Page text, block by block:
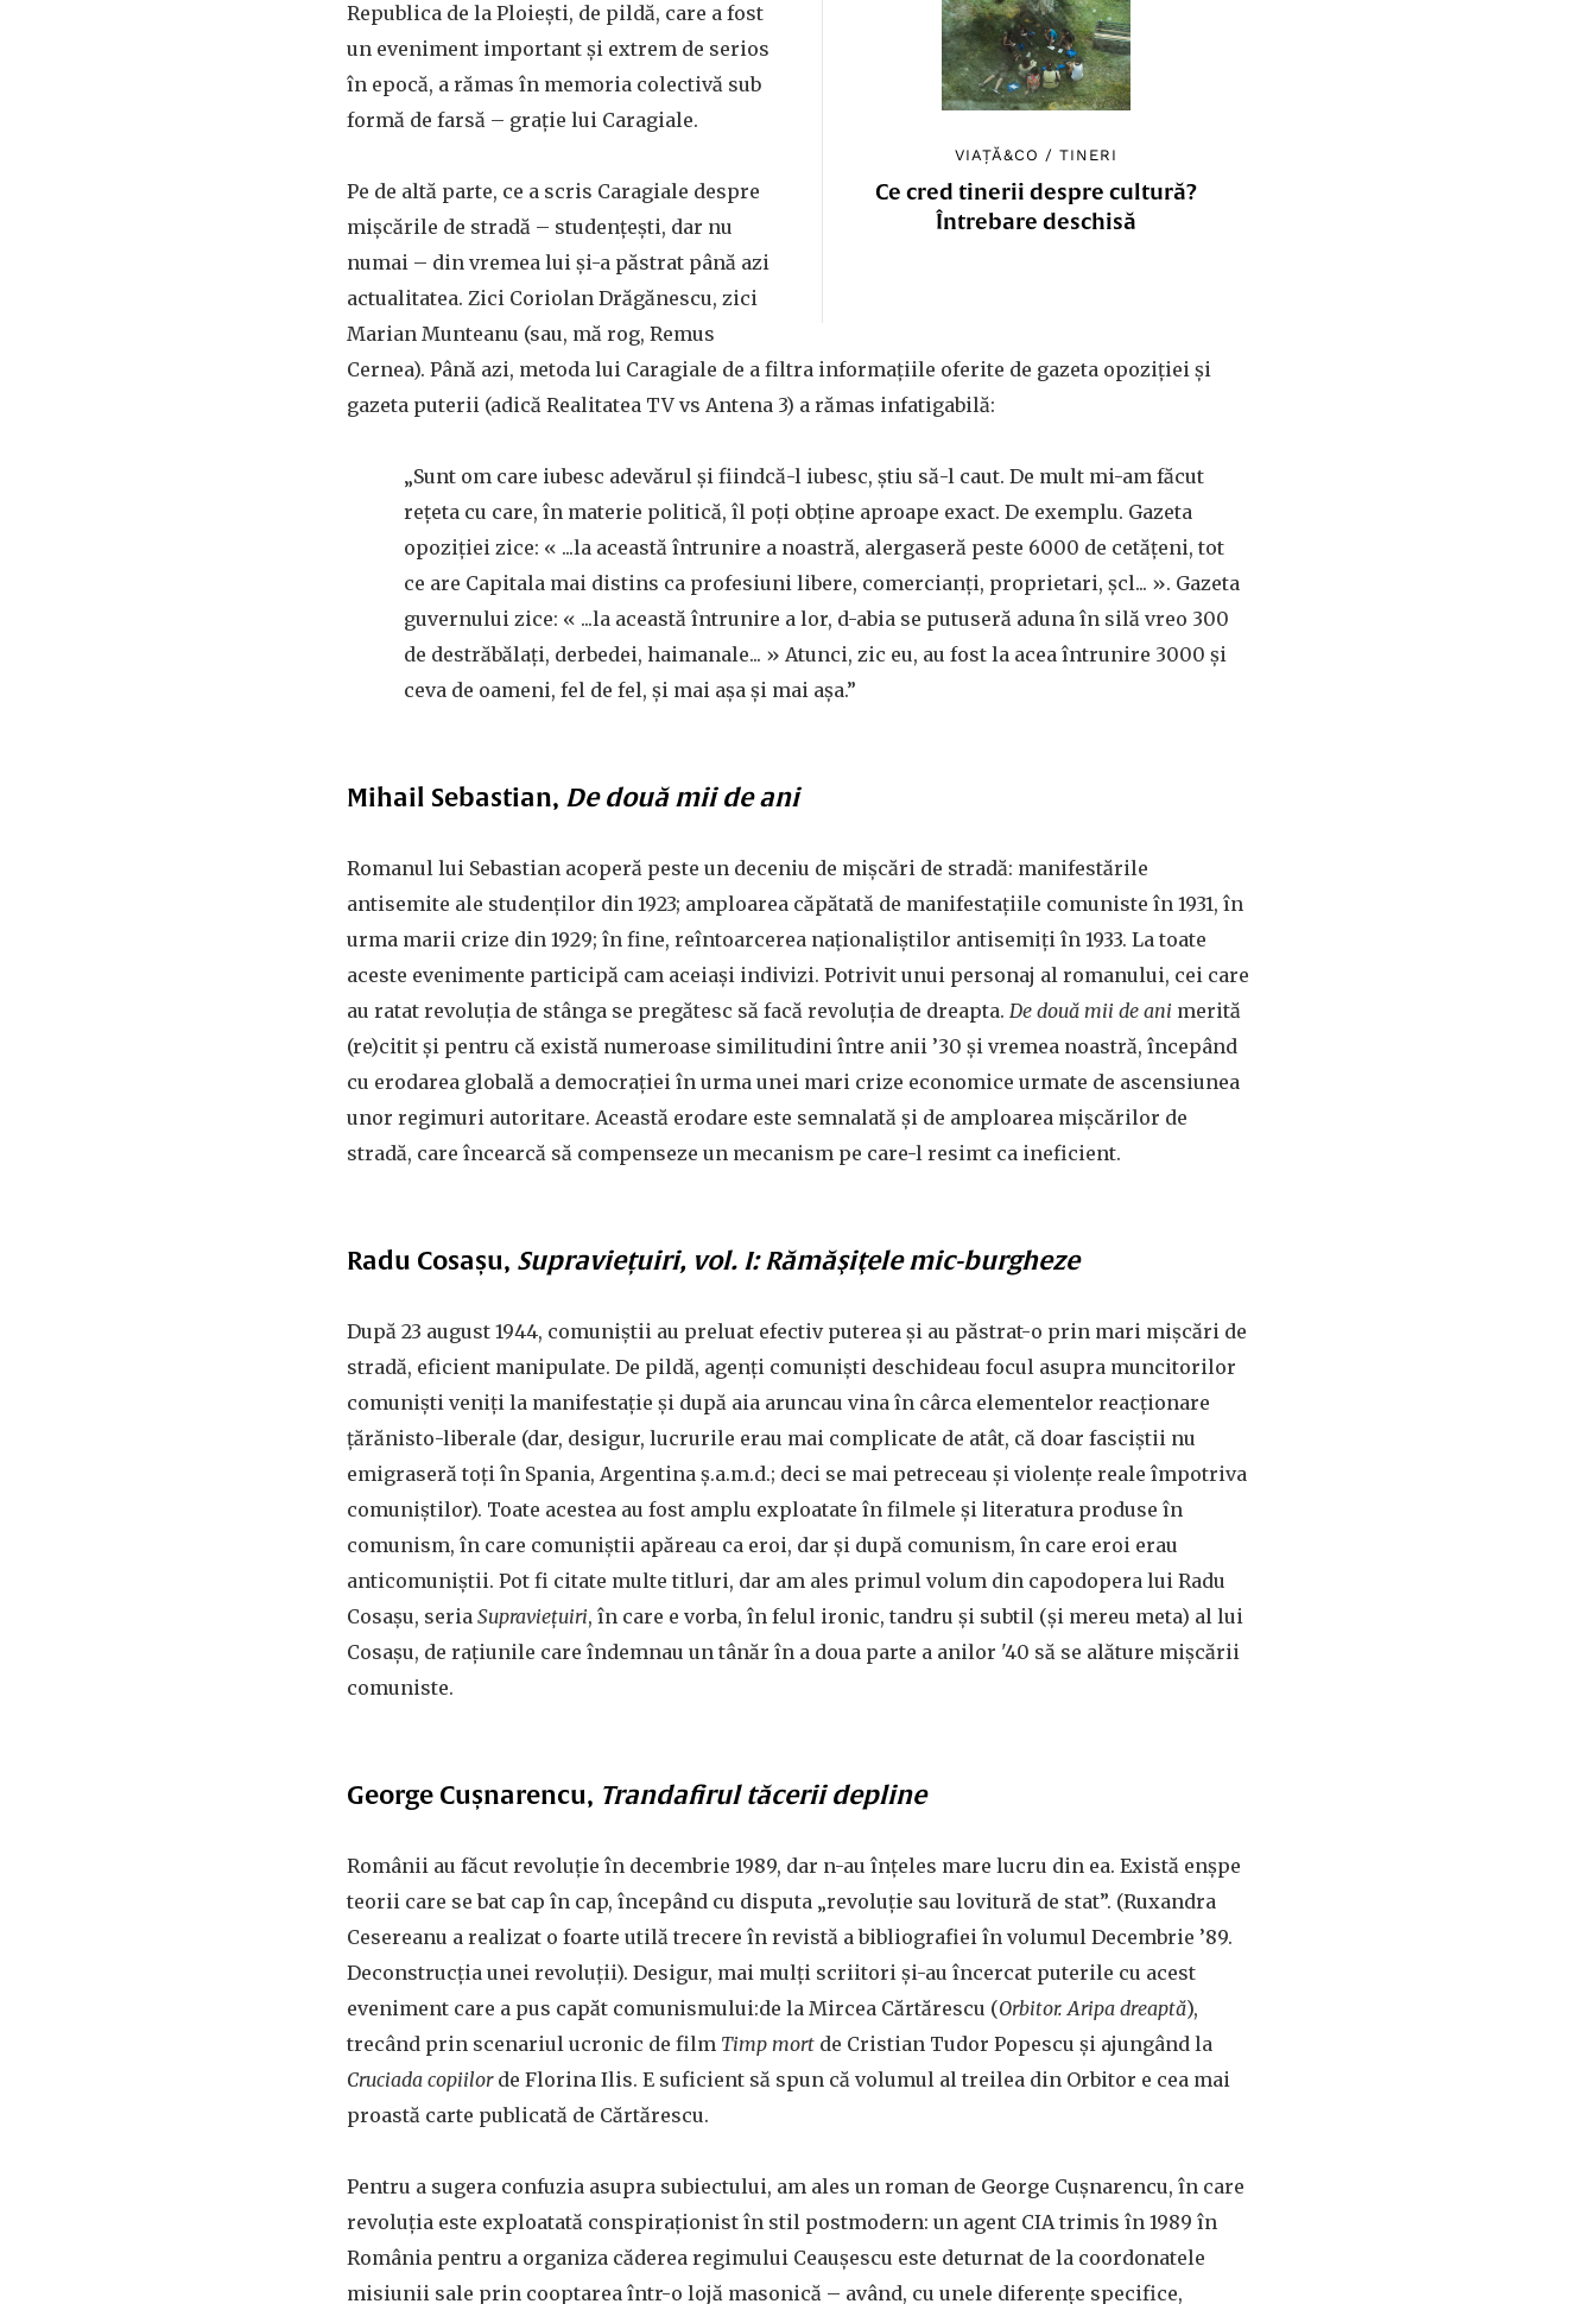
VIAȚĂ&CO /TINERI
Ce cred tinerii despre cultură?
Întrebare deschisă
Republica de la Ploiești, de pildă, care a fost
un eveniment important și extrem de serios
în epocă, a rămas în memoria colectivă sub
formă de farsă – grație lui Caragiale.
Pe de altă parte, ce a scris Caragiale despre
mișcările de stradă – studențești, dar nu
numai – din vremea lui și-a păstrat până azi
actualitatea. Zici Coriolan Drăgănescu, zici
Marian Munteanu (sau, mă rog, Remus
Cernea). Până azi, metoda lui Caragiale de a filtra informațiile oferite de gazeta opoziției și
gazeta puterii (adică Realitatea TV vs Antena 3) a rămas infatigabilă:
„Sunt om care iubesc adevărul și fiindcă-l iubesc, știu să-l caut. De mult mi-am făcut
rețeta cu care, în materie politică, îl poți obține aproape exact. De exemplu. Gazeta
opoziției zice: « ...la această întrunire a noastră, alergaseră peste 6000 de cetățeni, tot
ce are Capitala mai distins ca profesiuni libere, comercianți, proprietari, șcl... ». Gazeta
guvernului zice: « ...la această întrunire a lor, d-abia se putuseră aduna în silă vreo 300
de destrăbălați, derbedei, haimanale... » Atunci, zic eu, au fost la acea întrunire 3000 și
ceva de oameni, fel de fel, și mai așa și mai așa.”
Mihail Sebastian, De două mii de ani
Romanul lui Sebastian acoperă peste un deceniu de mișcări de stradă: manifestările
antisemite ale studenților din 1923; amploarea căpătată de manifestațiile comuniste în 1931, în
urma marii crize din 1929; în fine, reîntoarcerea naționaliștilor antisemiți în 1933. La toate
aceste evenimente participă cam aceiași indivizi. Potrivit unui personaj al romanului, cei care
au ratat revoluția de stânga se pregătesc să facă revoluția de dreapta. De două mii de ani merită
(re)citit și pentru că există numeroase similitudini între anii ’30 și vremea noastră, începând
cu erodarea globală a democrației în urma unei mari crize economice urmate de ascensiunea
unor regimuri autoritare. Această erodare este semnalată și de amploarea mișcărilor de
stradă, care încearcă să compenseze un mecanism pe care-l resimt ca ineficient.
Radu Cosașu, Supraviețuiri, vol. I: Rămăşiţele mic-burgheze
După 23 august 1944, comuniștii au preluat efectiv puterea și au păstrat-o prin mari mișcări de
stradă, eficient manipulate. De pildă, agenți comuniști deschideau focul asupra muncitorilor
comuniști veniți la manifestație și după aia aruncau vina în cârca elementelor reacționare
țărănisto-liberale (dar, desigur, lucrurile erau mai complicate de atât, că doar fasciștii nu
emigraseră toți în Spania, Argentina ș.a.m.d.; deci se mai petreceau și violențe reale împotriva
comuniștilor). Toate acestea au fost amplu exploatate în filmele și literatura produse în
comunism, în care comuniștii apăreau ca eroi, dar și după comunism, în care eroi erau
anticomuniștii. Pot fi citate multe titluri, dar am ales primul volum din capodopera lui Radu
Cosașu, seria Supraviețuiri, în care e vorba, în felul ironic, tandru și subtil (și mereu meta) al lui
Cosașu, de rațiunile care îndemnau un tânăr în a doua parte a anilor '40 să se alăture mișcării
comuniste.
George Cușnarencu, Trandafirul tăcerii depline
Românii au făcut revoluție în decembrie 1989, dar n-au înțeles mare lucru din ea. Există enșpe
teorii care se bat cap în cap, începând cu disputa „revoluție sau lovitură de stat”. (Ruxandra
Cesereanu a realizat o foarte utilă trecere în revistă a bibliografiei în volumul Decembrie ’89.
Deconstrucția unei revoluții). Desigur, mai mulți scriitori și-au încercat puterile cu acest
eveniment care a pus capăt comunismului:de la Mircea Cărtărescu (Orbitor. Aripa dreaptă),
trecând prin scenariul ucronic de film Timp mort de Cristian Tudor Popescu și ajungând la
Cruciada copiilorde Florina Ilis. E suficient să spun că volumul al treilea din Orbitor e cea mai
proastă carte publicată de Cărtărescu.
Pentru a sugera confuzia asupra subiectului, am ales un roman de George Cușnarencu, în care
revoluția este exploatată conspiraționist în stil postmodern: un agent CIA trimis în 1989 în
România pentru a organiza căderea regimului Ceaușescu este deturnat de la coordonatele
misiunii sale prin cooptarea într-o lojă masonică – având, cu unele diferențe specifice,